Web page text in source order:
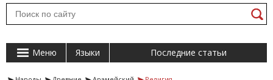
Меню Языки Последние статьи